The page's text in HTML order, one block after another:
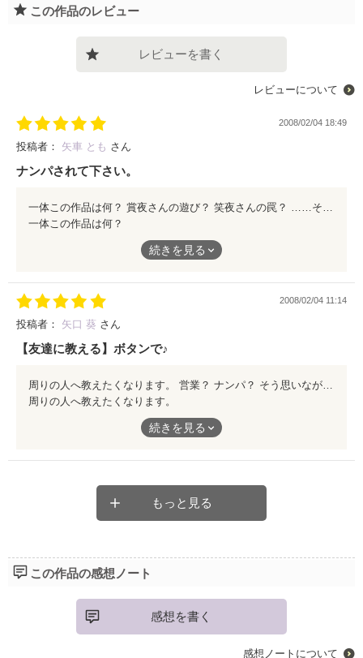
この作品のレビュー
レビューを書く
レビューについて
2008/02/04 18:49
投稿者： 矢車 とも さん
ナンパされて下さい。
一体この作品は何？
ﾅ ﾝ ﾊﾟ ﾅ ﾝ ﾃ
そんな方々もコレを読めば「今日さぁ、シツコイ男に声掛けられ
かなり黒い、かなりニヤリな作品ですわ。
続きを見る
2008/02/04 11:14
投稿者： 矢口 葵 さん
【友達に教える】ボタンで♪
周りの人へ教えたくなります。 営業？ ナンパ？ そう思いながらも、所々に散りばめられる【誉め】のスパイスが効いていて、女子的には少し気持ちよささえ感じてしまいます。 今ふらっとこのレビューを読んだ読み専門の貴方！！是非この作品を開いてみて下さい☆
周りの人へ教えたくなります。
効いていて、女子的には少し気持ちよささえ感じてしまいます。
続きを見る
もっと見る
この作品の感想ノート
感想を書く
感想ノートについて